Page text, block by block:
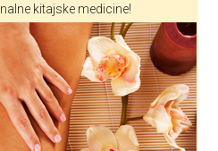
kitajske medicine!